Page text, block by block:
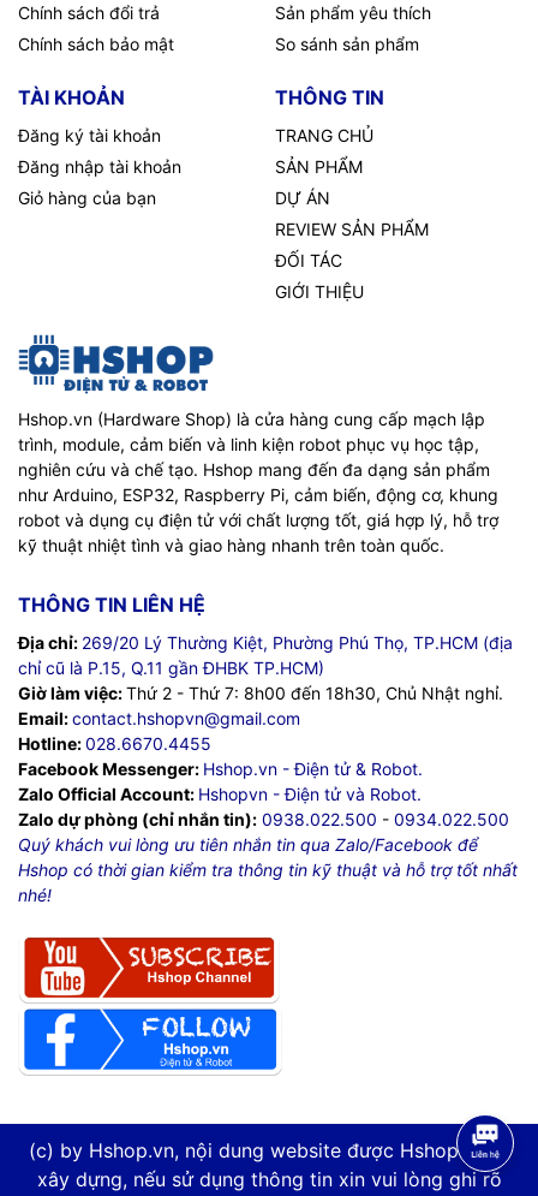
Chính sách đổi trả
Chính sách bảo mật
Sản phẩm yêu thích
So sánh sản phẩm
TÀI KHOẢN
Đăng ký tài khoản
Đăng nhập tài khoản
Giỏ hàng của bạn
THÔNG TIN
TRANG CHỦ
SẢN PHẨM
DỰ ÁN
REVIEW SẢN PHẨM
ĐỐI TÁC
GIỚI THIỆU
Hshop.vn (Hardware Shop) là cửa hàng cung cấp mạch lập
trình, module, cảm biến và linh kiện robot phục vụ học tập,
nghiên cứu và chế tạo. Hshop mang đến đa dạng sản phẩm
như Arduino, ESP32, Raspberry Pi, cảm biến, động cơ, khung
robot và dụng cụ điện tử với chất lượng tốt, giá hợp lý, hỗ trợ
kỹ thuật nhiệt tình và giao hàng nhanh trên toàn quốc.
THÔNG TIN LIÊN HỆ
Địa chỉ: 269/20 Lý Thường Kiệt, Phường Phú Thọ, TP.HCM (địa
chỉ cũ là P.15, Q.11 gần ĐHBK TP.HCM)
Giờ làm việc:Thứ 2 - Thứ 7: 8h00 đến 18h30, Chủ Nhật nghỉ.
Email:contact.hshopvn@gmail.com
Hotline:028.6670.4455
Facebook Messenger: Hshop.vn - Điện tử & Robot.
Zalo Official Account: Hshopvn - Điện tử và Robot.
Zalo dự phòng (chỉ nhắn tin): 0938.022.500 - 0934.022.500
Quý khách vui lòng ưu tiên nhắn tin qua Zalo/Facebook để
Hshop có thời gian kiểm tra thông tin kỹ thuật và hỗ trợ tốt nhất
nhé!
(c) by Hshop.vn, nội dung website được Hshop.vn tự
xây dựng, nếu sử dụng thông tin xin vui lòng ghi rõ